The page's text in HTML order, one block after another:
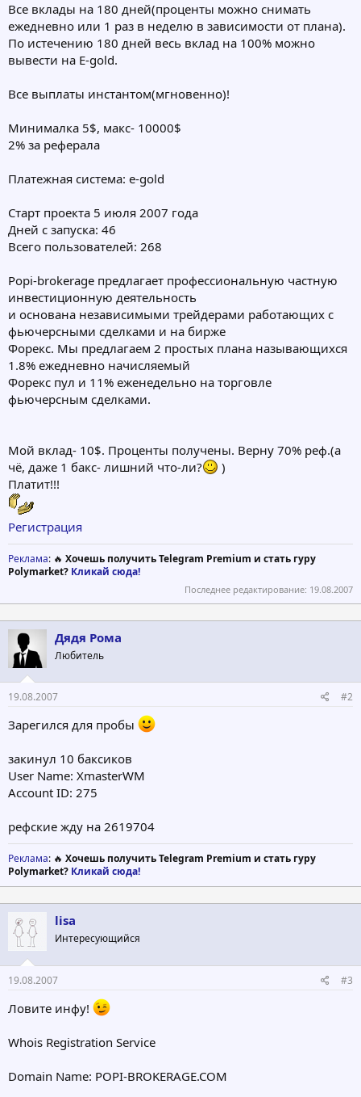
Все вклады на 180 дней(проценты можно снимать
ежедневно или 1 раз в неделю в зависимости от плана).
По истечению 180 дней весь вклад на 100% можно
вывести на E-gold.
Все выплаты инстантом(мгновенно)!
Минималка 5$, макс- 10000$
2% за реферала
Платежная система: e-gold
Старт проекта 5 июля 2007 года
Дней с запуска: 46
Всего пользователей: 268
Popi-brokerage предлагает профессиональную частную
инвестиционную деятельность
и основана независимыми трейдерами работающих с
фьючерсными сделками и на бирже
Форекс. Мы предлагаем 2 простых плана называющихся
1.8% ежедневно начисляемый
Форекс пул и 11% еженедельно на торговле
фьючерсным сделками.
Мой вклад- 10$. Проценты получены. Верну 70% реф.(а
чё, даже 1 бакс- лишний что-ли?
)
Платит!!!
Регистрация
Реклама: 🔥 Хочешь получить Telegram Premium и стать гуру
Polymarket? Кликай сюда!
Последнее редактирование: 19.08.2007
Дядя Рома
Любитель
19.08.2007 #2
Зарегился для пробы
закинул 10 баксиков
User Name: XmasterWM
Account ID: 275
рефские жду на 2619704
Реклама: 🔥 Хочешь получить Telegram Premium и стать гуру
Polymarket? Кликай сюда!
lisa
Интересующийся
19.08.2007 #3
Ловите инфу!
Whois Registration Service
Domain Name: POPI-BROKERAGE.COM